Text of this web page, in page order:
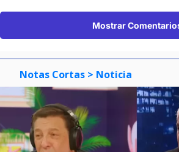
Mostrar
Notas Cortas > Noticia